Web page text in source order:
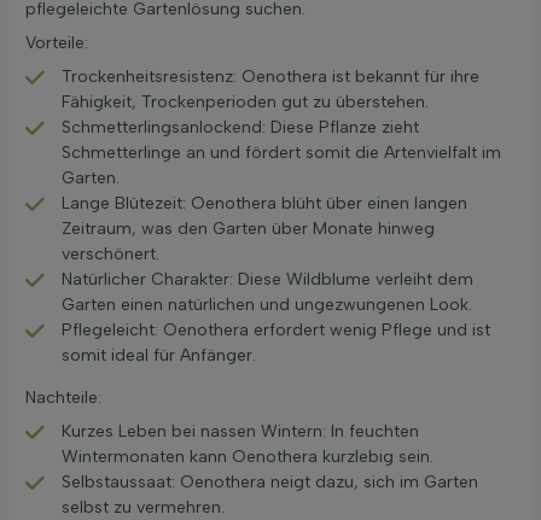
pflegeleichte Gartenlösung suchen.
Vorteile:
Trockenheitsresistenz: Oenothera ist bekannt für ihre
Fähigkeit, Trockenperioden gut zu überstehen.
Schmetterlingsanlockend: Diese Pflanze zieht
Schmetterlinge an und fördert somit die Artenvielfalt im
Garten.
Lange Blütezeit: Oenothera blüht über einen langen
Zeitraum, was den Garten über Monate hinweg
verschönert.
Natürlicher Charakter: Diese Wildblume verleiht dem
Garten einen natürlichen und ungezwungenen Look.
Pflegeleicht: Oenothera erfordert wenig Pflege und ist
somit ideal für Anfänger.
Nachteile:
Kurzes Leben bei nassen Wintern: In feuchten
Wintermonaten kann Oenothera kurzlebig sein.
Selbstaussaat: Oenothera neigt dazu, sich im Garten
selbst zu vermehren.